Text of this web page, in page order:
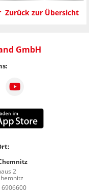
Zurück zur Übersicht
GmbH
2
6906600